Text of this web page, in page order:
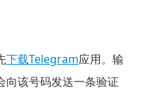
版
下载Telegram应用。输
向该号码发送一条验证